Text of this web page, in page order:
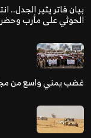
بيان فاتر يثير الجدل..
الحوثي على مأرب
غضب يمني واسع من